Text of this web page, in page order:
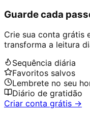
Guarde cada
Crie sua conta grátis
transforma a leitura
Sequência diária
Favoritos salvos
Lembrete no seu
Diário de gratidão
Criar conta grátis →